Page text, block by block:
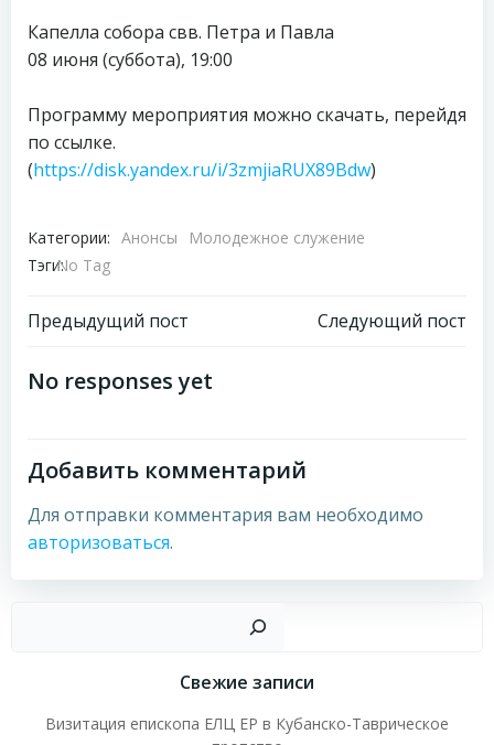
Капелла собора свв. Петра и Павла
08 июня (суббота), 19:00
Программу мероприятия можно скачать, перейдя
по ссылке.
(https://disk.yandex.ru/i/3zmjiaRUX89Bdw)
Категории: Анонсы
Молодежное служение
Тэги:No Tag
Навигация
по
Предыдущий пост
Навигация
Следующий пост
No responses yet
Добавить комментарий
Для отправки комментария вам необходимо
авторизоваться.
Свежие записи
Визитация епископа ЕЛЦ ЕР в Кубанско-Таврическое